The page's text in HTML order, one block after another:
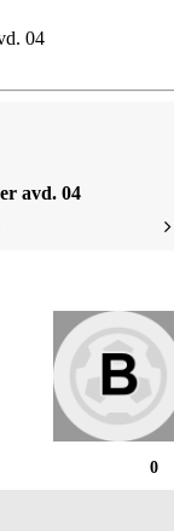
04
avd. 04
0